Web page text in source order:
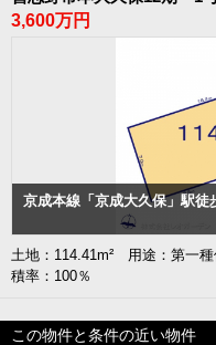
3,600万円
京成本線「京成大久保」駅徒
土地：114.41m² 用途：第一
積率：100％
この物件と条件の近い物件